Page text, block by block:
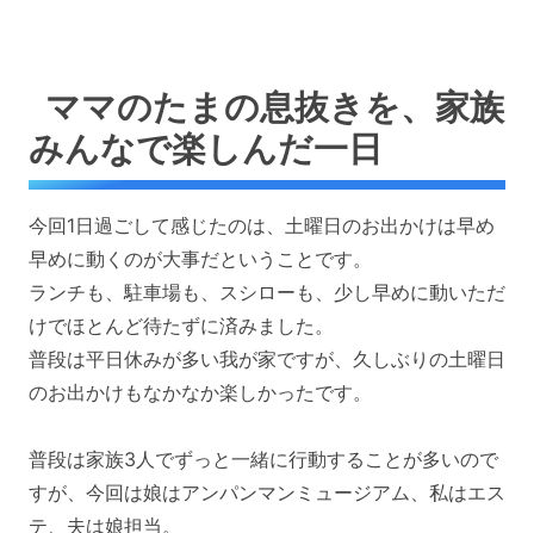
ママのたまの息抜きを、家族
みんなで楽しんだ一日
今回1日過ごして感じたのは、土曜日のお出かけは早め
早めに動くのが大事だということです。
ランチも、駐車場も、スシローも、少し早めに動いただ
けでほとんど待たずに済みました。
普段は平日休みが多い我が家ですが、久しぶりの土曜日
のお出かけもなかなか楽しかったです。
普段は家族3人でずっと一緒に行動することが多いので
すが、今回は娘はアンパンマンミュージアム、私はエス
テ、夫は娘担当。